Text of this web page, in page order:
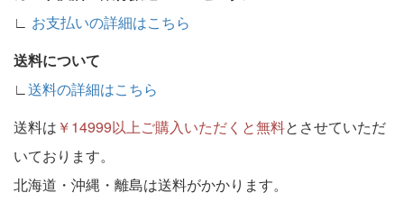
∟ お支払いの詳細はこちら
送料について
∟送料の詳細はこちら
送料は ￥14999以上ご購入いただくと無料とさせていただ
いております。
北海道・沖縄・離島は送料がかかります。